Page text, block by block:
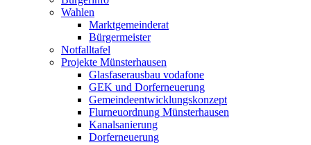
Wahlen
Marktgemeinderat
Bürgermeister
Notfalltafel
Projekte Münsterhausen
Glasfaserausbau vodafone
GEK und Dorferneuerung
Gemeindeentwicklungskonzept
Flurneuordnung Münsterhausen
Kanalsanierung
Dorferneuerung